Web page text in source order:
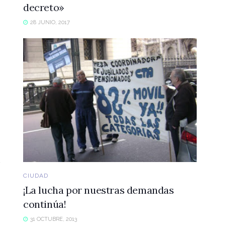
decreto»
28 JUNIO, 2017
CIUDAD
¡La lucha por nuestras demandas
continúa!
31 OCTUBRE, 2013